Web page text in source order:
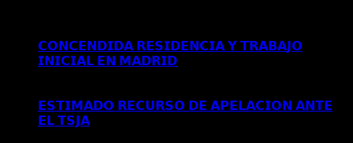
𝗖𝗢𝗡𝗖𝗘𝗡𝗗𝗜𝗗𝗔 𝗥𝗘𝗦𝗜𝗗𝗘𝗡𝗖𝗜𝗔 𝗬 𝗧𝗥𝗔𝗕𝗔𝗝𝗢
𝗜𝗡𝗜𝗖𝗜𝗔𝗟 𝗘𝗡 𝗠𝗔𝗗𝗥𝗜𝗗
𝗘𝗦𝗧𝗜𝗠𝗔𝗗𝗢 𝗥𝗘𝗖𝗨𝗥𝗦𝗢 𝗗𝗘 𝗔𝗣𝗘𝗟𝗔𝗖𝗜𝗢𝗡 𝗔𝗡𝗧𝗘
𝗘𝗟 𝗧𝗦𝗝𝗔